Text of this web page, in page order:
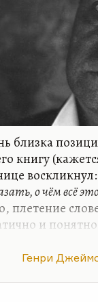
близка
книгу
воскликнул:
о чём всё
плетение
и
XIX века. Я
Генри